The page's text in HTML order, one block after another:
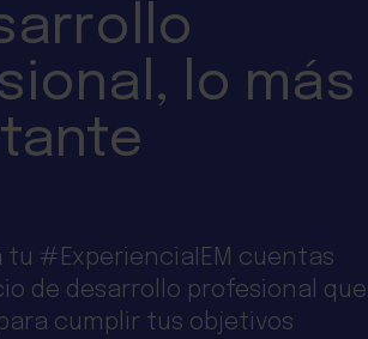
lo más
tu #ExperienciaIEM cuentas
de desarrollo profesional que
cumplir tus objetivos